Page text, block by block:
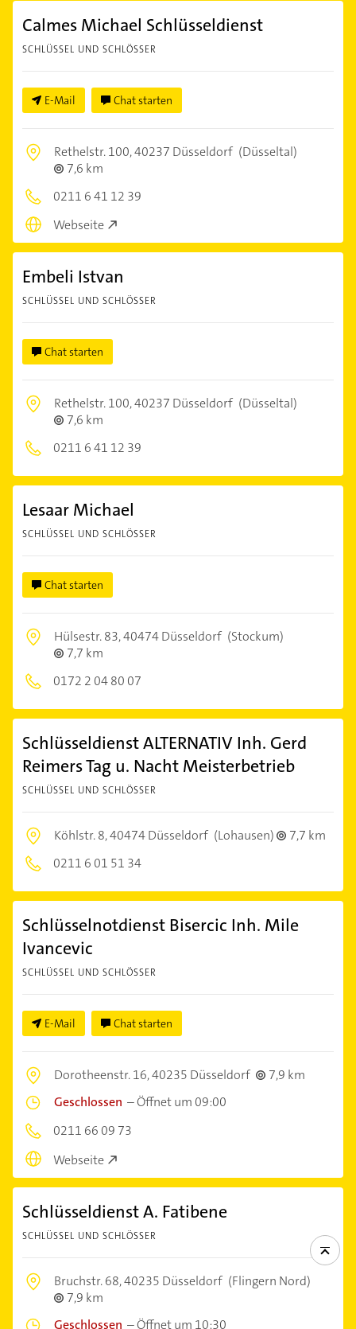
Calmes Michael Schlüsseldienst
SCHLÜSSEL UND SCHLÖSSER
E-Mail Chat starten
Rethelstr. 100,40237 Düsseldorf (Düsseltal)
7,6 km
0211 6 41 12 39
Webseite
Embeli Istvan
SCHLÜSSEL UND SCHLÖSSER
Chat starten
Rethelstr. 100,40237 Düsseldorf (Düsseltal)
7,6 km
0211 6 41 12 39
Lesaar Michael
SCHLÜSSEL UND SCHLÖSSER
Chat starten
Hülsestr. 83,40474 Düsseldorf (Stockum)
7,7 km
0172 2 04 80 07
Schlüsseldienst ALTERNATIV Inh. Gerd
Reimers Tag u. Nacht Meisterbetrieb
SCHLÜSSEL UND SCHLÖSSER
Köhlstr. 8,40474 Düsseldorf (Lohausen)
7,7 km
0211 6 01 51 34
Schlüsselnotdienst Bisercic Inh. Mile
Ivancevic
SCHLÜSSEL UND SCHLÖSSER
E-Mail Chat starten
Dorotheenstr. 16,40235 Düsseldorf
7,9 km
Geschlossen –Öffnet um 09:00
0211 66 09 73
Webseite
Schlüsseldienst A. Fatibene
SCHLÜSSEL UND SCHLÖSSER
Bruchstr. 68,40235 Düsseldorf (Flingern Nord)
7,9 km
Geschlossen –Öffnet um 10:30